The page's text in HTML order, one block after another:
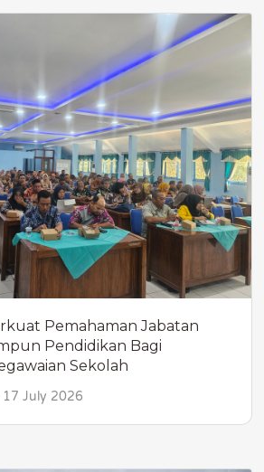
Pemahaman Jabatan
Pendidikan Bagi
Sekolah
17 July 2026